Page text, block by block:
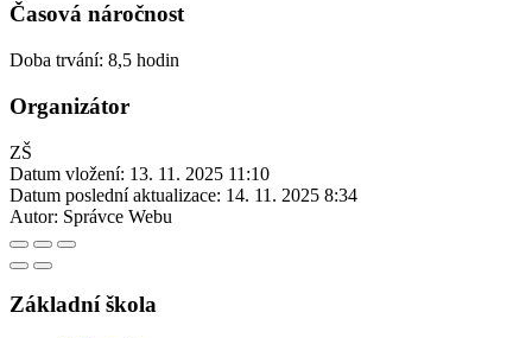
Časová náročnost
Doba trvání: 8,5 hodin
Organizátor
ZŠ
Datum vložení: 13. 11. 2025 11:10
Datum poslední aktualizace: 14. 11. 2025 8:34
Autor: Správce Webu
Základní škola